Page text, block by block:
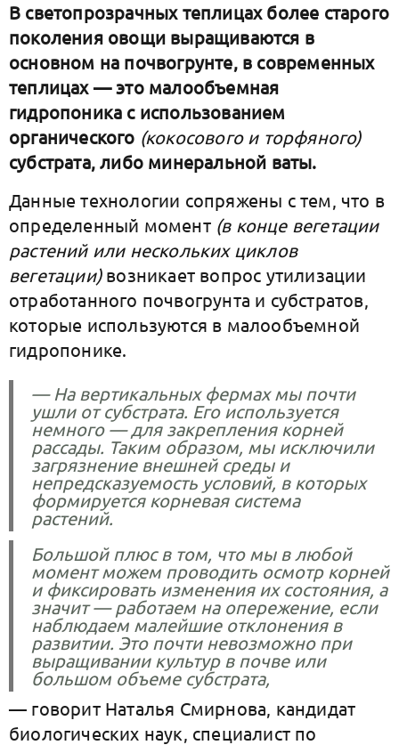
В светопрозрачных теплицах более старого
поколения овощи выращиваются в
основном на почвогрунте, в современных
теплицах — это малообъемная
гидропоника с использованием
органического (кокосового и торфяного)
субстрата, либо минеральной ваты.
Данные технологии сопряжены с тем, что в
определенный момент (в конце вегетации
растений или нескольких циклов
вегетации)возникает вопрос утилизации
отработанного почвогрунта и субстратов,
которые используются в малообъемной
гидропонике.
— На вертикальных фермах мы почти
ушли от субстрата. Его используется
немного — для закрепления корней
рассады. Таким образом, мы исключили
загрязнение внешней среды и
непредсказуемость условий, в которых
формируется корневая система
растений.
Большой плюс в том, что мы в любой
момент можем проводить осмотр корней
и фиксировать изменения их состояния, а
значит — работаем на опережение, если
наблюдаем малейшие отклонения в
развитии. Это почти невозможно при
выращивании культур в почве или
большом объеме субстрата,
— говорит Наталья Смирнова, кандидат
биологических наук, специалист по